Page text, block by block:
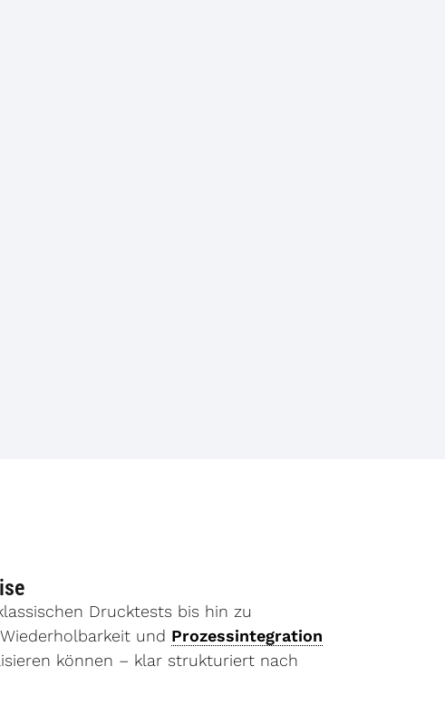
Drucktests bis hin zu
und Prozessintegration
können – klar strukturiert nach